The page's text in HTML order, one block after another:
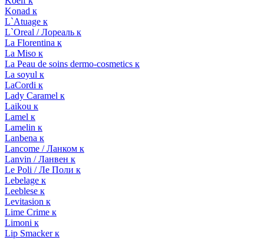
Konad к
L`Atuage к
L`Oreal / Лореаль к
La Florentina к
La Miso к
La Peau de soins dermo-cosmetics к
La soyul к
LaCordi к
Lady Caramel к
Laikou к
Lamel к
Lamelin к
Lanbena к
Lancome / Ланком к
Lanvin / Ланвен к
Le Poli / Ле Поли к
Lebelage к
Leeblese к
Levitasion к
Lime Crime к
Limoni к
Lip Smacker к